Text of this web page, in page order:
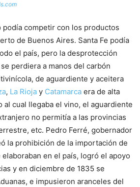
podía competir con los productos
de Buenos Aires. Santa Fe podía
el país, pero la desprotección
perdiera a manos del carbón
de aguardiente y aceitera
, La Rioja y Catamarca era de alta
al cual llegaba el vino, el aguardiente
no permitía a las provincias
etc. Pedro Ferré, gobernador
la prohibición de la importación de
en el país, logró el apoyo
y en diciembre de 1835 se
e impusieron aranceles del